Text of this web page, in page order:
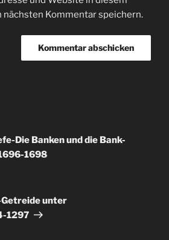
nächsten Kommentar speichern.
Die Banken und die Bank-
1698
unter
1297